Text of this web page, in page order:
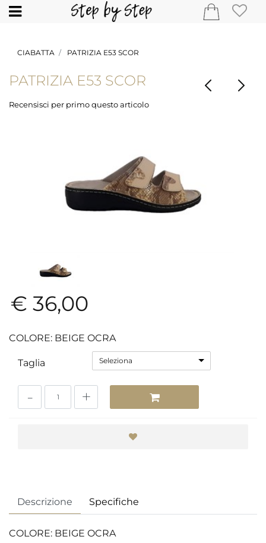
Open
CIABATTA PATRIZIA E53 SCOR
PATRIZIA E53 SCOR
Recensisci per primo questo articolo
€ 36,00
COLORE: BEIGE OCRA
Taglia Seleziona
Descrizione Specifiche
COLORE: BEIGE OCRA